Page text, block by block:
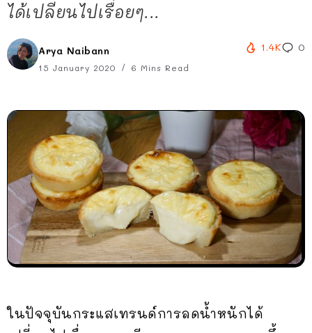
ได้เปลี่ยนไปเรื่อยๆ...
Arya Naibann
15 January 2020 6 Mins Read
1.4K 0
ในปัจจุบันกระแสเทรนด์การลดน้ำหนักได้